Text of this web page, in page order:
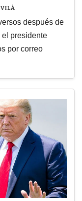
después de
el presidente
por correo